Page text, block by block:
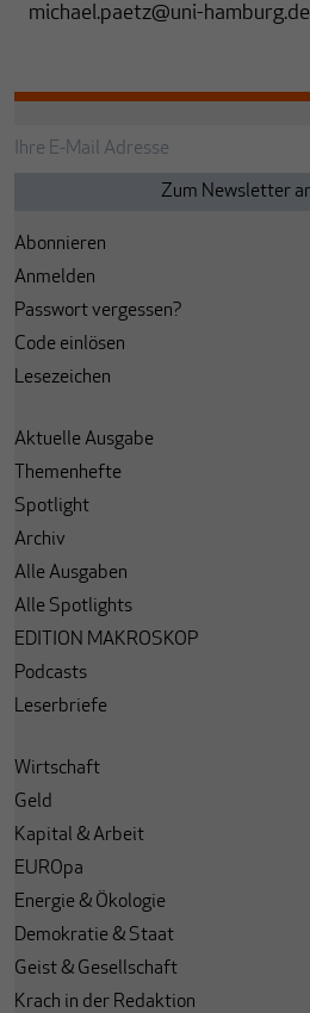
michael.paetz@uni-hamburg.de
Abonnieren
Anmelden
Passwort vergessen?
Code einlösen
Lesezeichen
Aktuelle Ausgabe
Themenhefte
Spotlight
Archiv
Alle Ausgaben
Alle Spotlights
EDITION MAKROSKOP
Podcasts
Leserbriefe
Wirtschaft
Geld
Kapital & Arbeit
EUROpa
Energie & Ökologie
Demokratie & Staat
Geist & Gesellschaft
Krach in der Redaktion